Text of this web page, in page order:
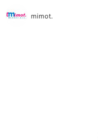
mimot.